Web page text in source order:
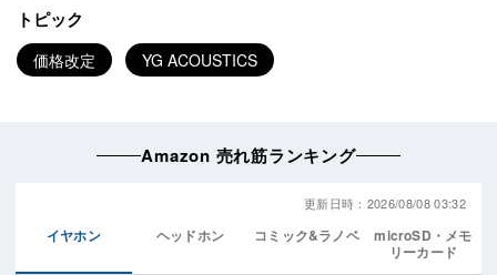
トピック
価格改定 YG ACOUSTICS